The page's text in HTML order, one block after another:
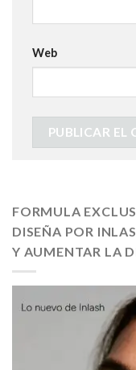
Web
FORMULA
DISEÑA POR
Y AUMENTAR LA